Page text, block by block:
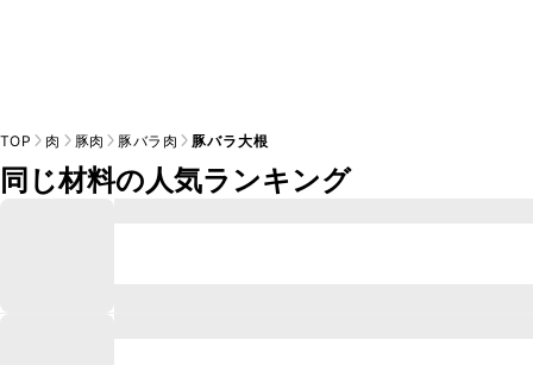
TOP 肉 豚肉 豚バラ肉 豚バラ大根
同じ材料の人気ランキング